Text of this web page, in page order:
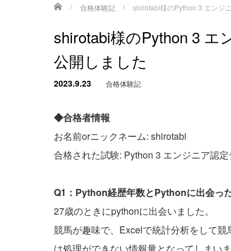
ホーム 合格体験記 shirotabi様のPython 3 エンジ
shirotabi様のPython 3 エ
公開しました
2023.9.23 合格体験記
◆合格者情報
お名前orニックネーム: shirotabi
合格された試験: Python 3 エンジニア認
Q1：Python経歴年数とPythonに出会っ
27歳のときにpythonに出会いました。
競馬が趣味で、Excelで統計分析をして
は処理ができない情報量となってしまい